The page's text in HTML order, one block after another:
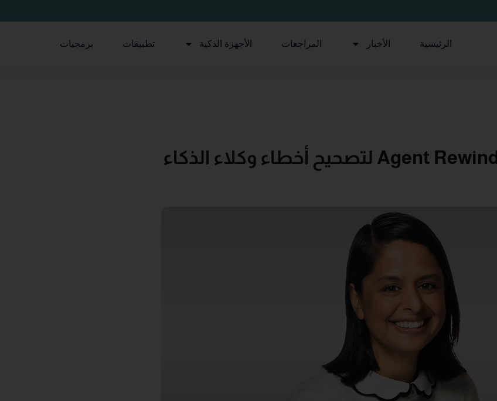
الرئيسية الأخبار المراجعات الأجهزة الذكية تطبيقات برمجيات
روبريك تطلق حل Agent Rewind لتصحيح أخطاء وكلاء الذكاء